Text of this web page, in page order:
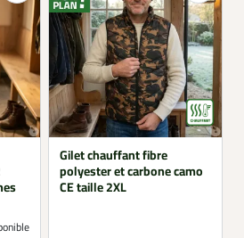
Gilet chauffant fibre
polyester et carbone camo
CE taille 2XL